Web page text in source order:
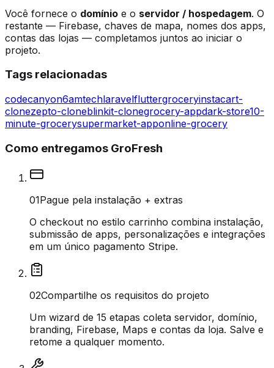
Você fornece o domínio e o servidor / hospedagem. O
restante — Firebase, chaves de mapa, nomes dos apps,
contas das lojas — completamos juntos ao iniciar o
projeto.
Tags relacionadas
codecanyon6amtechlaravelfluttergroceryinstacart-
clonezepto-cloneblinkit-clonegrocery-appdark-store10-
minute-grocerysupermarket-apponline-grocery
Como entregamos GroFresh
01Pague pela instalação + extras
O checkout no estilo carrinho combina instalação,
submissão de apps, personalizações e integrações
em um único pagamento Stripe.
02Compartilhe os requisitos do projeto
Um wizard de 15 etapas coleta servidor, domínio,
branding, Firebase, Maps e contas da loja. Salve e
retome a qualquer momento.